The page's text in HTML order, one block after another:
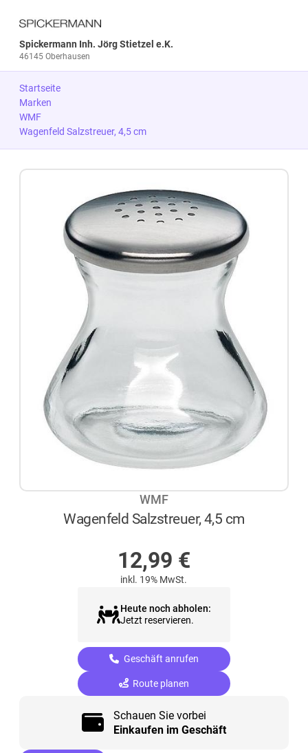
Spickermann Inh. Jörg Stietzel e.K.
46145 Oberhausen
Startseite
Marken
WMF
Wagenfeld Salzstreuer, 4,5 cm
WMF
Wagenfeld Salzstreuer, 4,5 cm
12,99 €
inkl. 19% MwSt.
Heute noch abholen:
Jetzt reservieren.
Geschäft anrufen
Route planen
Schauen Sie vorbei
Einkaufen im Geschäft